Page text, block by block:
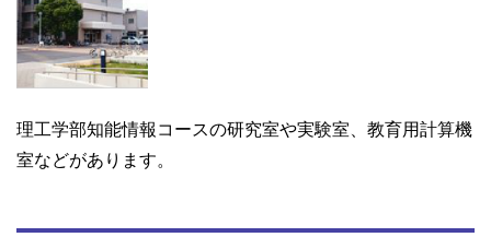
理工学部知能情報コースの研究室や実験室、教育用計算機
室などがあります。